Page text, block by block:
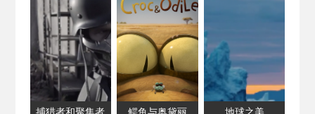
捕猎者和聚集者 鳄鱼与奥黛丽 地球之美